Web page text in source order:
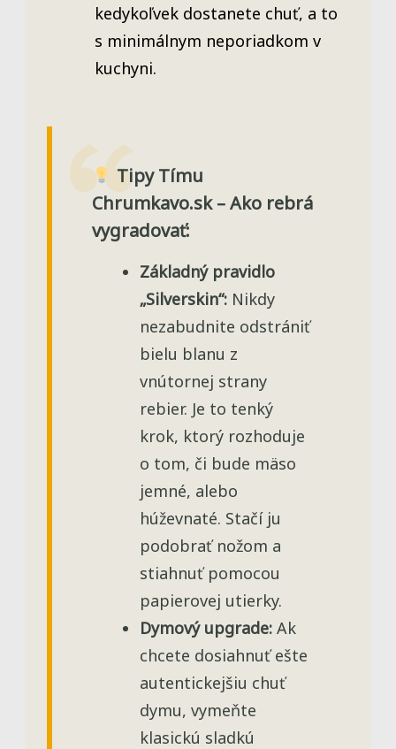
kedykoľvek dostanete chuť, a to
s minimálnym neporiadkom v
kuchyni.
Tipy Tímu
Chrumkavo.sk – Ako rebrá
vygradovať:
Základný pravidlo
„Silverskin“: Nikdy
nezabudnite odstrániť
bielu blanu z
vnútornej strany
rebier. Je to tenký
krok, ktorý rozhoduje
o tom, či bude mäso
jemné, alebo
húževnaté. Stačí ju
podobrať nožom a
stiahnuť pomocou
papierovej utierky.
Dymový upgrade: Ak
chcete dosiahnuť ešte
autentickejšiu chuť
dymu, vymeňte
klasickú sladkú